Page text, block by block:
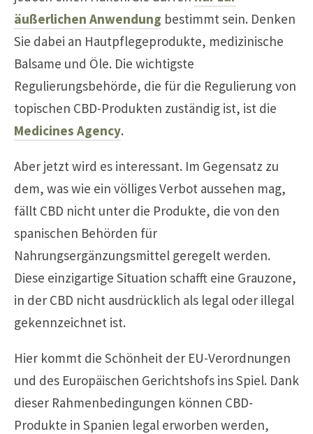
äußerlichen Anwendung bestimmt sein. Denken
Sie dabei an Hautpflegeprodukte, medizinische
Balsame und Öle. Die wichtigste
Regulierungsbehörde, die für die Regulierung von
topischen CBD-Produkten zuständig ist, ist die
Medicines Agency.
Aber jetzt wird es interessant. Im Gegensatz zu
dem, was wie ein völliges Verbot aussehen mag,
fällt CBD nicht unter die Produkte, die von den
spanischen Behörden für
Nahrungsergänzungsmittel geregelt werden.
Diese einzigartige Situation schafft eine Grauzone,
in der CBD nicht ausdrücklich als legal oder illegal
gekennzeichnet ist.
Hier kommt die Schönheit der EU-Verordnungen
und des Europäischen Gerichtshofs ins Spiel. Dank
dieser Rahmenbedingungen können CBD-
Produkte in Spanien legal erworben werden,